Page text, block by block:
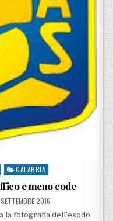
CALABRIA
e meno code
ON 2016
la fotografia dell’esodo